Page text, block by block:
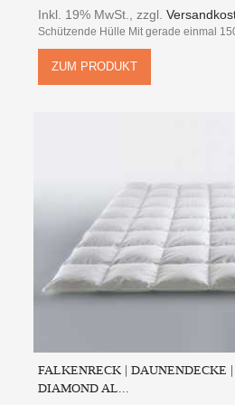
Inkl. 19% MwSt. ,zzgl.
Schützende Hülle Mit gerade einmal 150
ZUM PRODUKT
FALKENRECK | DAUNENDECKE
DIAMOND AL...